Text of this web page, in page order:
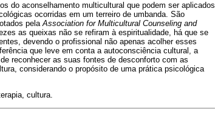
do aconselhamento multicultural que podem ser aplicados
ocorridas em um terreiro de umbanda. São
pelaAssociation for Multicultural Counseling and
as queixas não se refiram à espiritualidade, há que se
devendo o profissional não apenas acolher esses
que leve em conta a autoconsciência cultural, a
reconhecer as suas fontes de desconforto com as
considerando o propósito de uma prática psicológica
cultura.